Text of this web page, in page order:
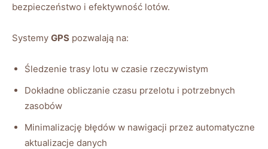
⁤bezpieczeństwo i efektywność lotów.
Systemy GPS pozwalają na:
Śledzenie⁤ trasy lotu w czasie⁢ rzeczywistym
Dokładne obliczanie czasu przelotu‌ i potrzebnych
zasobów
Minimalizację błędów w nawigacji przez automatyczne
aktualizacje danych